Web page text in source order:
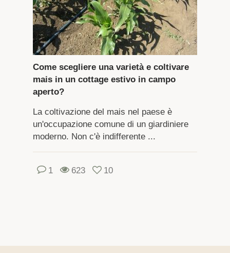
Come scegliere una varietà e coltivare
mais in un cottage estivo in campo
aperto?
La coltivazione del mais nel paese è
un'occupazione comune di un giardiniere
moderno. Non c'è indifferente ...
1 623 10